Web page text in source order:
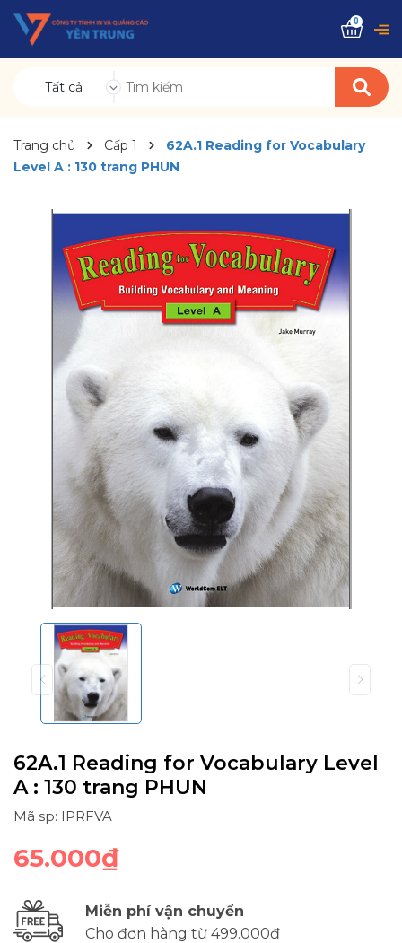
Tất cả
0
Trang chủ Cấp 1
62A.1 Reading for Vocabulary
Level A : 130 trang PHUN
62A.1 Reading for Vocabulary Level
A : 130 trang PHUN
Mã sp: IPRFVA
65.000₫
Miễn phí vận chuyển
Cho đơn hàng từ 499.000đ